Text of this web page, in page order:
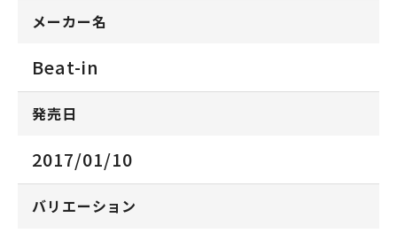
メーカー名
Beat-in
発売日
2017/01/10
バリエーション